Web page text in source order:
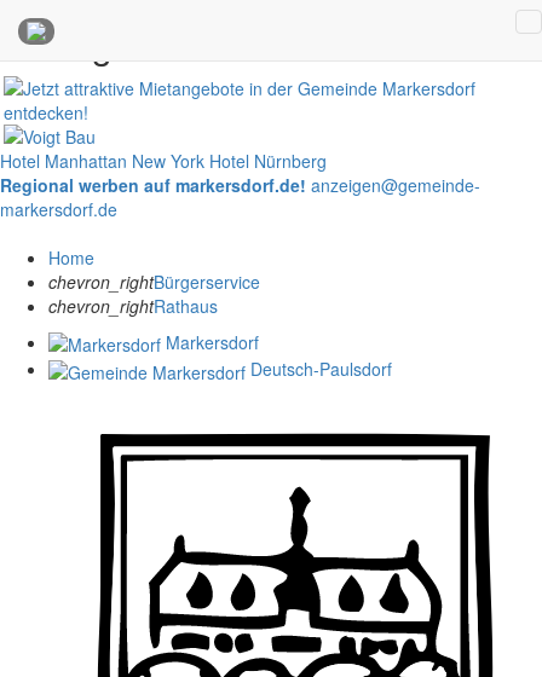
Anzeigen
Hotel Manhattan New York Hotel Nürnberg
Regional werben auf markersdorf.de! anzeigen@gemeinde-
markersdorf.de
Home
chevron_rightBürgerservice
chevron_rightRathaus
Markersdorf
Deutsch-Paulsdorf